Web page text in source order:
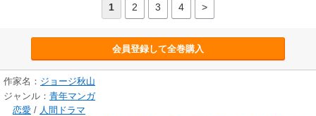
1 2 3 4 >
会員登録して全巻購入
作家名： ジョージ秋山
ジャンル： 青年マンガ
恋愛 / 人間ドラマ